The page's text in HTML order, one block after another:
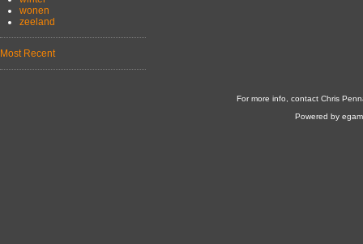
wonen
zeeland
Most Recent
For more info, contact Chris
Powered by